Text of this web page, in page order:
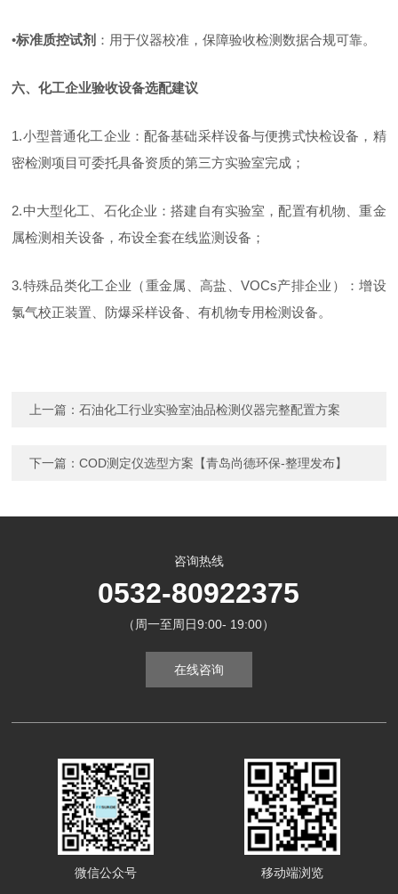
•标准质控试剂 ： 用于仪器校准，保障验收检测数据合规可靠。
六、化工企业验收设备选配建议
1.小型普通化工企业：配备基础采样设备与便携式快检设备，精
密检测项目可委托具备资质的第三方实验室完成；
2.中大型化工、石化企业：搭建自有实验室，配置有机物、重金
属检测相关设备，布设全套在线监测设备；
3.特殊品类化工企业（重金属、高盐、 VOCs产排企业）：增设
氯气校正装置、防爆采样设备、有机物专用检测设备。
上一篇：石油化工行业实验室油品检测仪器完整配置方案
下一篇：COD测定仪选型方案【青岛尚德环保-整理发布】
咨询热线
0532-80922375
（周一至周日9:00- 19:00）
在线咨询
微信公众号 移动端浏览